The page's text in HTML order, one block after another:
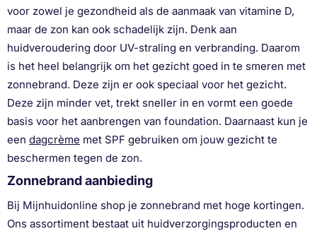
voor zowel je gezondheid als de aanmaak van vitamine D,
maar de zon kan ook schadelijk zijn. Denk aan
huidveroudering door UV-straling en verbranding. Daarom
is het heel belangrijk om het gezicht goed in te smeren met
zonnebrand. Deze zijn er ook speciaal voor het gezicht.
Deze zijn minder vet, trekt sneller in en vormt een goede
basis voor het aanbrengen van foundation. Daarnaast kun je
een dagcrème met SPF gebruiken om jouw gezicht te
beschermen tegen de zon.
Zonnebrand aanbieding
Bij Mijnhuidonline shop je zonnebrand met hoge kortingen.
Ons assortiment bestaat uit huidverzorgingsproducten en